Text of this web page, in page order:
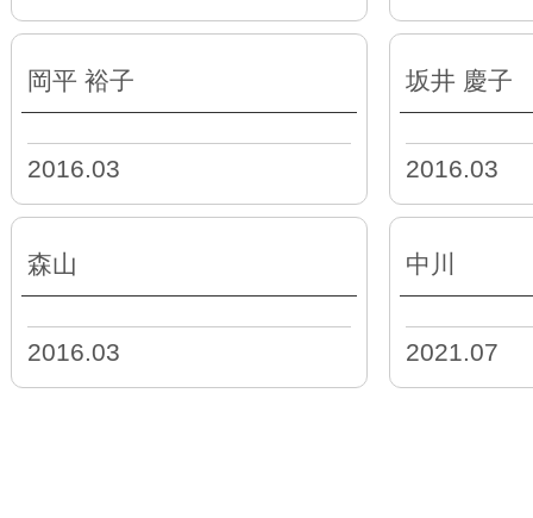
岡平 裕子
2016.03
坂井 慶子
2016.03
森山
2016.03
中川
2021.07